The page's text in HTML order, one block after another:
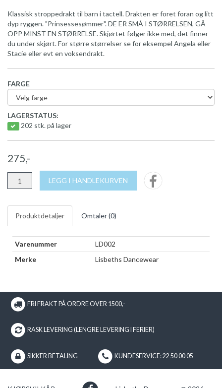
Klassisk stroppedrakt til barn i tactell. Drakten er foret foran og litt
dyp ryggen. "Prinsessesømmer". DE ER SMÅ I STØRRELSEN, GÅ
OPP MINST EN STØRRELSE. Skjørtet følger ikke med, det finner
du under skjørt. For større størrelser se for eksempel Angela eller
Stacie eller evt en voksendrakt.
FARGE
LAGERSTATUS:
202 stk. på lager
275,-
LEGG I HANDLEKURVEN
Produktdetaljer Omtaler (0)
Varenummer
LD002
Merke
Lisbeths Dancewear
FRI FRAKT PÅ ORDRE OVER 1500,-
RASK LEVERING (LENGRE LEVERING I FERIER)
SIKKER BETALING KUNDESERVICE: 22 50 00 05